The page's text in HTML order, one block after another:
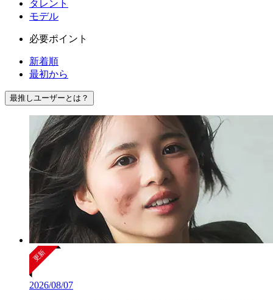
タレント
モデル
必要ポイント
新着順
最初から
最推しユーザーとは？
2026/08/07